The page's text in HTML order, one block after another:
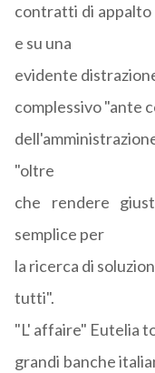
contratti di appalto
e su una
evidente
complessivo "ante
"oltre
che rendere
semplice per
la ricerca di
tutti".
"L' affaire" Eutelia
grandi banche